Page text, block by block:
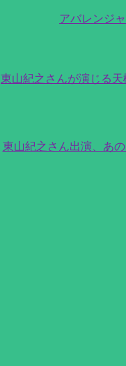
アバレンジ
東山紀之さんが演じる
東山紀之さん出演、あ